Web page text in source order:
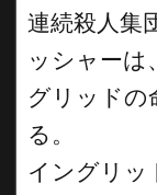
連続殺人集
ッシャーは
グリッドの
る。
イングリッ